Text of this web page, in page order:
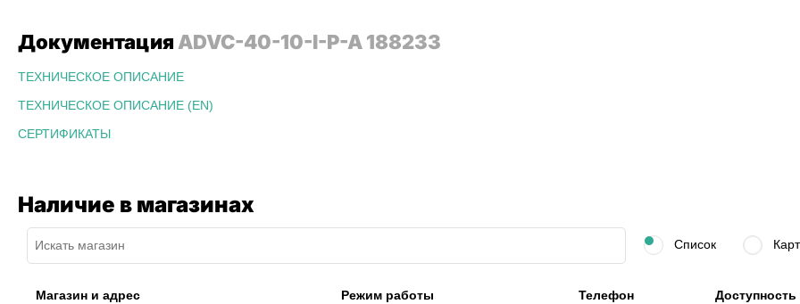
Документация ADVC-40-10-I-P-A 188233
ТЕХНИЧЕСКОЕ ОПИСАНИЕ
ТЕХНИЧЕСКОЕ ОПИСАНИЕ (EN)
СЕРТИФИКАТЫ
Наличие в магазинах
Список
Магазин и адрес Режим работы Телефон Доступность